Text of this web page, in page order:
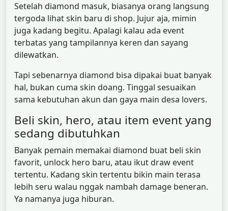
Setelah diamond masuk, biasanya orang langsung
tergoda lihat skin baru di shop. Jujur aja, mimin
juga kadang begitu. Apalagi kalau ada event
terbatas yang tampilannya keren dan sayang
dilewatkan.
Tapi sebenarnya diamond bisa dipakai buat banyak
hal, bukan cuma skin doang. Tinggal sesuaikan
sama kebutuhan akun dan gaya main desa lovers.
Beli skin, hero, atau item event yang
sedang dibutuhkan
Banyak pemain memakai diamond buat beli skin
favorit, unlock hero baru, atau ikut draw event
tertentu. Kadang skin tertentu bikin main terasa
lebih seru walau nggak nambah damage beneran.
Ya namanya juga hiburan.